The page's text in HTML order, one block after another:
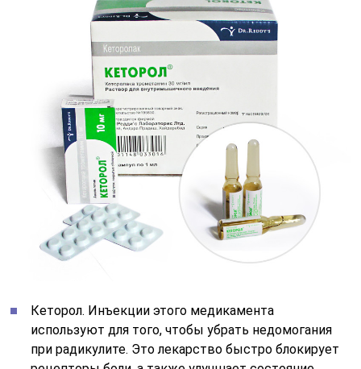
Кеторол. Инъекции этого медикамента
используют для того, чтобы убрать недомогания
при радикулите. Это лекарство быстро блокирует